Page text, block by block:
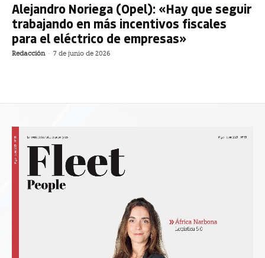
Alejandro Noriega (Opel): «Hay que seguir
trabajando en más incentivos fiscales
para el eléctrico de empresas»
Redacción - 7 de junio de 2026